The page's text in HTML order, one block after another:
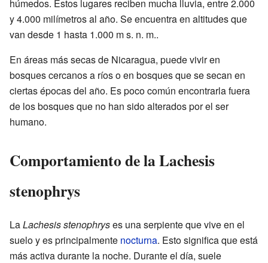
húmedos. Estos lugares reciben mucha lluvia, entre 2.000
y 4.000 milímetros al año. Se encuentra en altitudes que
van desde 1 hasta 1.000 m s. n. m..
En áreas más secas de Nicaragua, puede vivir en
bosques cercanos a ríos o en bosques que se secan en
ciertas épocas del año. Es poco común encontrarla fuera
de los bosques que no han sido alterados por el ser
humano.
Comportamiento de la Lachesis
stenophrys
LaLachesis stenophryses una serpiente que vive en el
suelo y es principalmente nocturna. Esto significa que está
más activa durante la noche. Durante el día, suele